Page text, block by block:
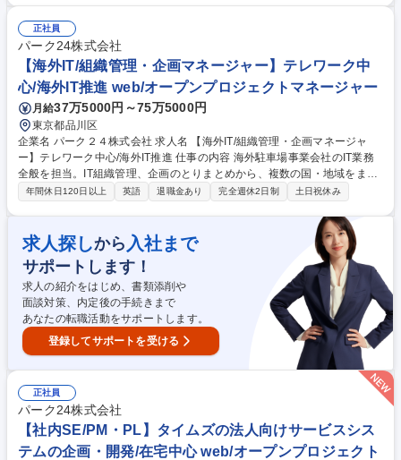
務。2027年4月以降は夜勤を含む交代勤務を担っていただく予定です。※
交代手当が別途支給されます。※詳細は備考欄へ 【当社について】ユニク
ロの「ヒートテック」や「ウルトラライトダウン」の素材にも当社の技術
が使われています。 募集職種 業界経験不問！【名古屋】製造オペレータ
ー(日勤→シフト勤務)/土日休み
正社員
パーク24株式会社
【海外IT/組織管理・企画マネージャー】テレワーク中
心/海外IT推進 web/オープンプロジェクトマネージャー
月給37万5000円～75万5000円
東京都品川区
企業名 パーク２４株式会社 求人名 【海外IT/組織管理・企画マネージャ
ー】テレワーク中心/海外IT推進 仕事の内容 海外駐車場事業会社のIT業務
全般を担当。IT組織管理、企画のとりまとめから、複数の国・地域をまた
ぐITプロジェクトの管理まで幅広く携わります。 【具体的には】海外事業
を担当。各国における駐車場管理システムのIT戦略立案、プロジェクト企
画・管理を推進します。【特徴】精算機、AI・カメラを活用した車番認証
システム、モバイルアプリケーション、需要予測アルゴリズムなどの自社
プロダクトを各国ニーズに合わせて展開。各国事業会社が開発したシステ
ムを他国へ展開する業務も行います。 募集職種 【海外IT/組織管理・企画
マネージャー】テレワーク中心/海外IT推進
年間休日120日以上 英語 退職金あり 完全週休2日制 土日祝休み
求人探しから 入社まで
サポートします！
求人の紹介をはじめ、書類添削や
面談対策、内定後の手続きまで
あなたの転職活動をサポートします。
登録してサポートを受ける
正社員
パーク24株式会社
【社内SE/PM・PL】タイムズの法人向けサービスシス
テムの企画・開発/在宅中心 web/オープンプロジェクト